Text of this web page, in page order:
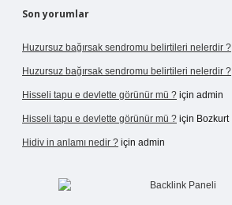
Son yorumlar
Huzursuz bağırsak sendromu belirtileri nelerdir ?
Huzursuz bağırsak sendromu belirtileri nelerdir ?
Hisseli tapu e devlette görünür mü ? için admin
Hisseli tapu e devlette görünür mü ? için Bozkurt
Hidiv in anlamı nedir ? için admin